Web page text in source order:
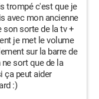
trompé c'est que je
avec mon ancienne
son sorte de la tv +
je met le volume
sur la barre de
sort que de la
ça peut aider
:)